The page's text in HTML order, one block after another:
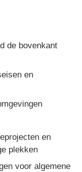
de bovenkant
en
en
plekken
voor algemene